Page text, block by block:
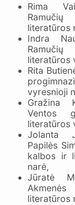
Rima
literatūros
Indra
literatūros
Rita
vyresnioji
Gražina
Ventos
literatūros
Jolanta
Papilės
kalbos ir
narė,
Jūratė
literatūros